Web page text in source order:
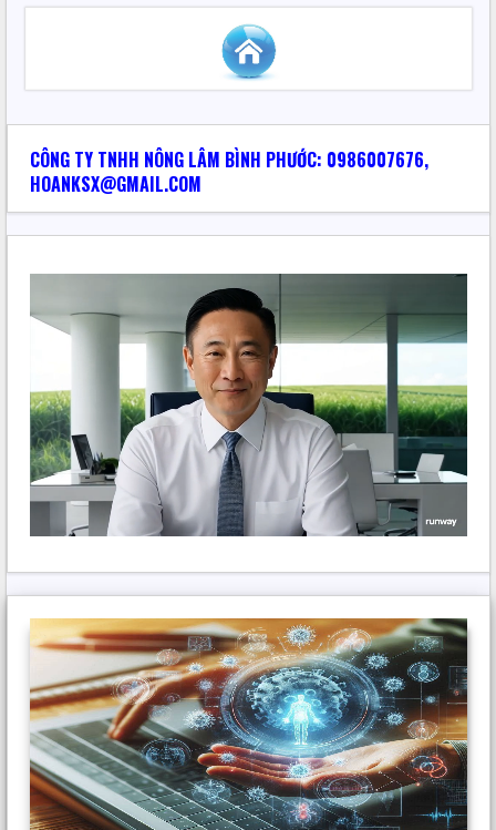
CÔNG TY TNHH NÔNG LÂM BÌNH PHƯỚC: 0986007676,
HOANKSX@GMAIL.COM